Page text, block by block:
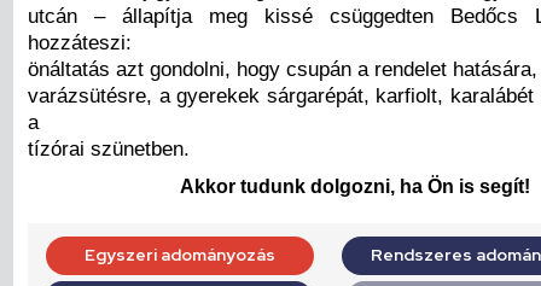
utcán – állapítja meg kissé csüggedten Bedőcs
hozzáteszi:
önáltatás azt gondolni, hogy csupán a rendelet
varázsütésre, a gyerekek sárgarépát, karfiolt, karalábét
a
tízórai szünetben.
Akkor tudunk dolgozni, ha Ön is segít!